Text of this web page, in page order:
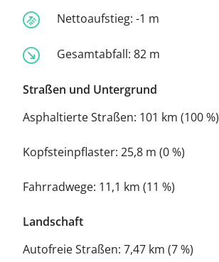
Nettoaufstieg: -1 m
Gesamtabfall: 82 m
Straßen und Untergrund
Asphaltierte Straßen: 101 km (100 %)
Kopfsteinpflaster: 25,8 m (0 %)
Fahrradwege: 11,1 km (11 %)
Landschaft
Autofreie Straßen: 7,47 km (7 %)